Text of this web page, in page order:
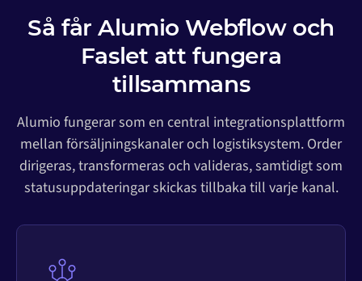
Så får Alumio Webflow och
Faslet att fungera
tillsammans
Alumio fungerar som en central integrationsplattform
mellan försäljningskanaler och logistiksystem. Order
dirigeras, transformeras och valideras, samtidigt som
statusuppdateringar skickas tillbaka till varje kanal.